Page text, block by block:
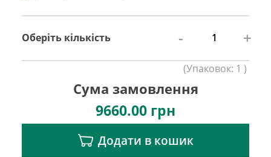
Оберіть кількість - +
(Упаковок: 1 )
Сума замовлення
9660.00 грн
Додати в кошик